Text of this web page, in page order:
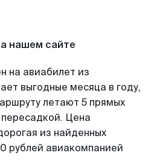
нашем сайте
на авиабилет из
выгодные месяца в году,
летают 5 прямых
Цена
из найденных
рублей авиакомпанией